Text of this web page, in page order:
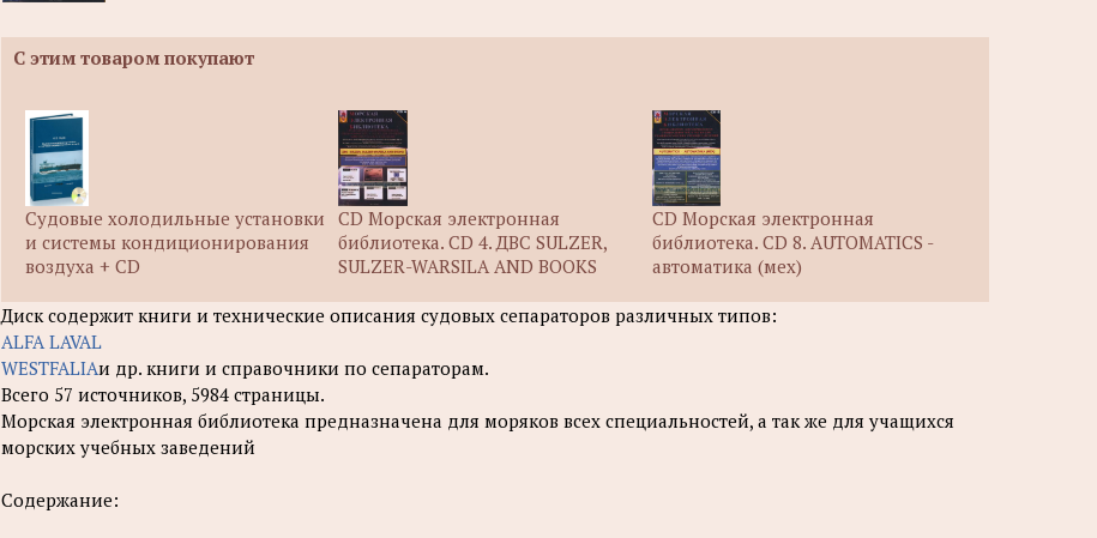
С этим товаром покупают
Судовые холодильные установки
и системы кондиционирования
воздуха + CD
CD Морская электронная
библиотека. CD 4. ДВС SULZER,
SULZER-WARSILA AND BOOKS
CD Морская электронная
библиотека. CD 8. AUTOMATICS -
автоматика (мех)
Диск содержит книги и технические описания судовых сепараторов различных типов:
ALFA LAVAL
WESTFALIAи др. книги и справочники по сепараторам.
Всего 57 источников, 5984 страницы.
Морская электронная библиотека предназначена для моряков всех специальностей, а так же для учащихся
морских учебных заведений
Содержание: